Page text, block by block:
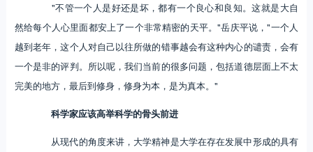
"不管一个人是好还是坏，都有一个良心和良知。这就是大自
然给每个人心里面都安上了一个非常精密的天平。"岳庆平说，"一个人
越到老年，这个人对自己以往所做的错事越会有这种内心的谴责，会有
一个是非的评判。所以呢，我们当前的很多问题，包括道德层面上不太
完美的地方，最后到修身，修身为本，是为真本。"
科学家应该高举科学的骨头前进
从现代的角度来讲，大学精神是大学在存在发展中形成的具有